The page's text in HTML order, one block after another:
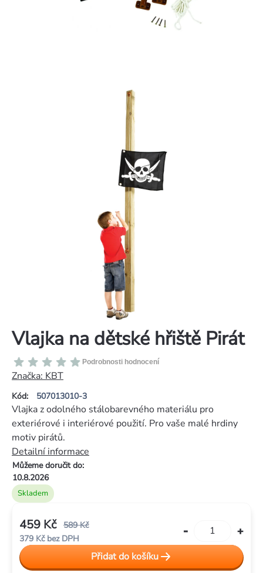
Vlajka na dětské hřiště Pirát
Kód: 507013010-3
Průměrné
hodnocení
produktu
je
0,0
5
hvězdiček.
Podrobnosti hodnocení
Značka: KBT
Skladem
Můžeme doručit do:
10.8.2026
Vlajka z odolného stálobarevného materiálu pro
exteriérové i interiérové použití. Pro vaše malé hrdiny
motiv pirátů.
Detailní informace
589 Kč
459 Kč
379 Kč bez DPH
Měrná
cena:
Přidat do košíku